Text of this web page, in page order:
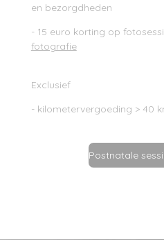
en bezorgdheden
- 15 euro korting op
fotografie
Exclusief
- kilometervergoeding > 40
Postnatale